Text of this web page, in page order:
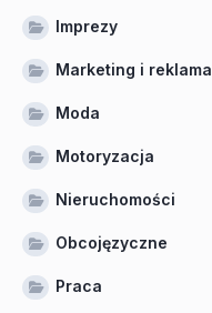
Imprezy
Marketing i reklama
Moda
Motoryzacja
Nieruchomości
Obcojęzyczne
Praca